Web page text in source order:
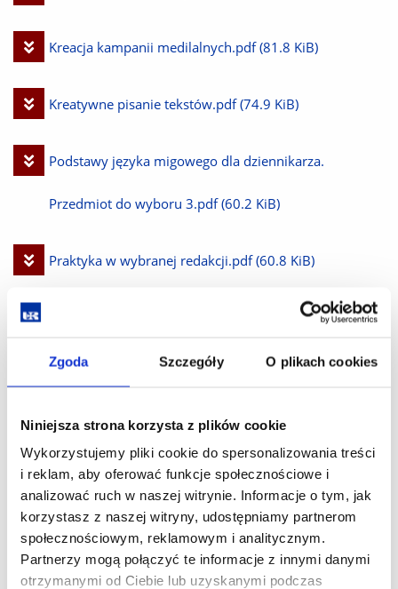
Zgoda Szczegóły O plikach cookies
Niniejsza strona korzysta z plików cookie
Wykorzystujemy pliki cookie do spersonalizowania treści
i reklam, aby oferować funkcje społecznościowe i
analizować ruch w naszej witrynie. Informacje o tym, jak
korzystasz z naszej witryny, udostępniamy partnerom
społecznościowym, reklamowym i analitycznym.
Partnerzy mogą połączyć te informacje z innymi danymi
otrzymanymi od Ciebie lub uzyskanymi podczas
Pobierz
Kreacja kampanii medilalnych.pdf (81.8 KiB)
Pobierz
Kreatywne pisanie tekstów.pdf (74.9 KiB)
Pobierz
plik
Podstawy języka migowego dla dziennikarza.
Przedmiot do wyboru 3.pdf (60.2 KiB)
Pobierz
Praktyka w wybranej redakcji.pdf (60.8 KiB)
plik
(74.1 KiB)
Pobierz
plik
Sztuka mówienia dla dziennikarzy.pdf (84.5 KiB)
Pobierz
plik
Warsztaty form filmowych i telewizyjnych. Przedmiot
do wyboru 1.pdf (65.9 KiB)
Pobierz
Współczesne formy dziennikarstwa radiowego i
formaty medialne. Przedmiot do wyboru 2.pdf